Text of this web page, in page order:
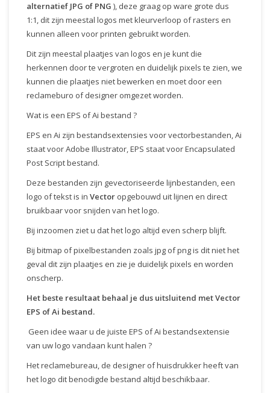
alternatief JPG of PNG ), deze graag op ware grote dus
1:1, dit zijn meestal logos met kleurverloop of rasters en
kunnen alleen voor printen gebruikt worden.
Dit zijn meestal plaatjes van logos en je kunt die
herkennen door te vergroten en duidelijk pixels te zien, we
kunnen die plaatjes niet bewerken en moet door een
reclameburo of designer omgezet worden.
Wat is een EPS of Ai bestand ?
EPS en Ai zijn bestandsextensies voor vectorbestanden, Ai
staat voor Adobe Illustrator, EPS staat voor Encapsulated
Post Script bestand.
Deze bestanden zijn gevectoriseerde lijnbestanden, een
logo of tekst is in Vector opgebouwd uit lijnen en direct
bruikbaar voor snijden van het logo.
Bij inzoomen ziet u dat het logo altijd even scherp blijft.
Bij bitmap of pixelbestanden zoals jpg of png is dit niet het
geval dit zijn plaatjes en zie je duidelijk pixels en worden
onscherp.
Het beste resultaat behaal je dus uitsluitend met Vector
EPS of Ai bestand.
Geen idee waar u de juiste EPS of Ai bestandsextensie
van uw logo vandaan kunt halen ?
Het reclamebureau, de designer of huisdrukker heeft van
het logo dit benodigde bestand altijd beschikbaar.